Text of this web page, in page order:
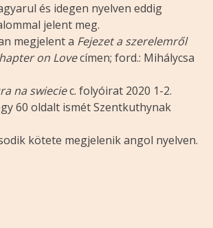
és idegen nyelven eddig
jelent meg.
megjelent a Fejezet a szerelemről
on Lovecímen; ford.: Mihálycsa
na swieciec. folyóirat 2020 1-2.
60 oldalt ismét Szentkuthynak
kötete megjelenik angol nyelven.